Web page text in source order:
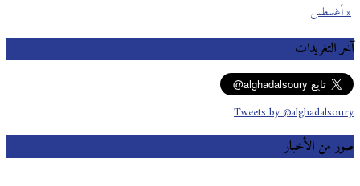
« أغسطس
آخر التغريدات
Tweets by @alghadalsoury
صور من الأخبار